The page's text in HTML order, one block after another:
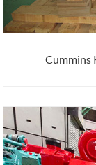
Cummins